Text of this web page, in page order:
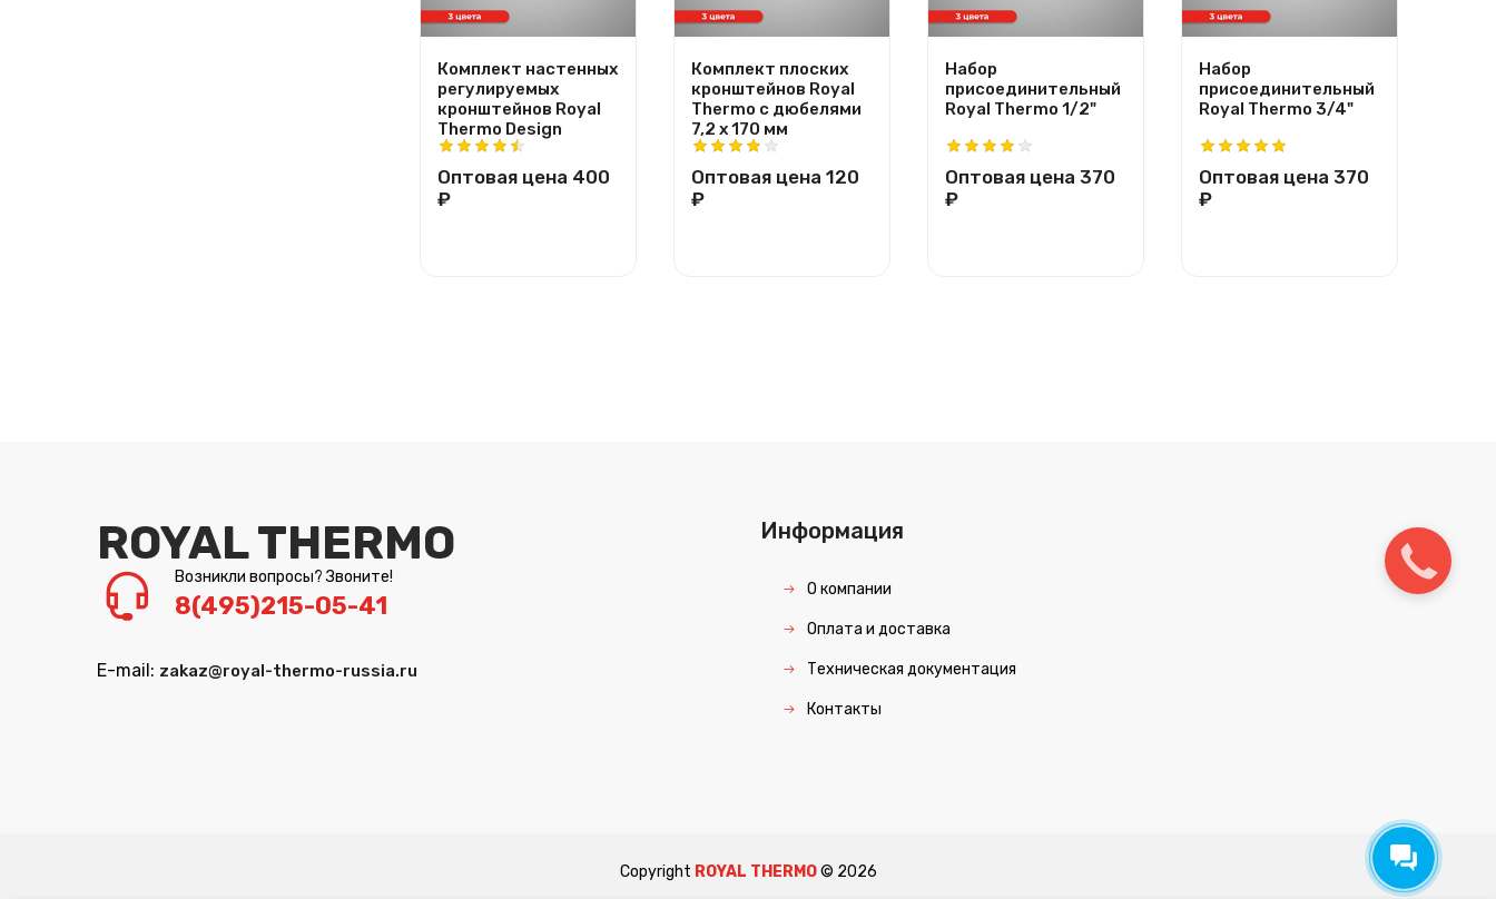
Комплект настенных
регулируемых
кронштейнов Royal
Thermo Design
Оптовая цена 400
₽
Комплект плоских
кронштейнов Royal
Thermo с дюбелями
7,2 х 170 мм
Оптовая цена 120
₽
Набор
присоединительный
Royal Thermo 1/2"
Оптовая цена 370
₽
Набор
присоединительный
Royal Thermo 3/4"
Оптовая цена 370
₽
ROYAL THERMO
Возникли вопросы? Звоните!
8(495)215-05-41
E-mail: zakaz@royal-thermo-russia.ru
Информация
О компании
Оплата и доставка
Техническая документация
Контакты
Copyright ROYAL THERMO© 2026
Заказать
звонок